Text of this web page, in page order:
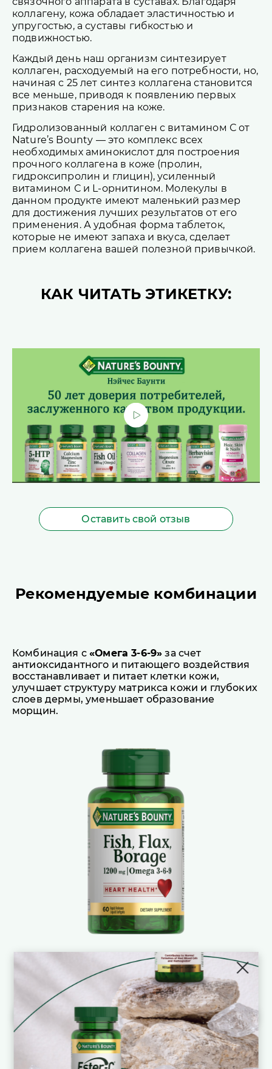
коллагену, кожа обладает эластичностью и
упругостью, а суставы гибкостью и
подвижностью.
Каждый день наш организм синтезирует
коллаген, расходуемый на его потребности, но,
начиная с 25 лет синтез коллагена становится
все меньше, приводя к появлению первых
признаков старения на коже.
Гидролизованный коллаген с витамином С от
Nature’s Bounty — это комплекс всех
необходимых аминокислот для построения
прочного коллагена в коже (пролин,
гидроксипролин и глицин), усиленный
витамином С и L-орнитином. Молекулы в
данном продукте имеют маленький размер
для достижения лучших результатов от его
применения. А удобная форма таблеток,
которые не имеют запаха и вкуса, сделает
прием коллагена вашей полезной привычкой.
КАК ЧИТАТЬ ЭТИКЕТКУ:
Оставить свой отзыв
Рекомендуемые комбинации
ВСЕ КАТЕГОРИИ
Омега 3-6-9
Комбинация с«Омега 3-6-9» за счет
антиоксидантного и питающего воздействия
восстанавливает и питает клетки кожи,
улучшает структуру матрикса кожи и глубоких
слоев дермы, уменьшает образование
морщин.